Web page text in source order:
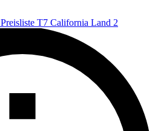
Preisliste T7 California Land 2